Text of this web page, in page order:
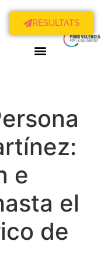
RESULTATS
e
el
de